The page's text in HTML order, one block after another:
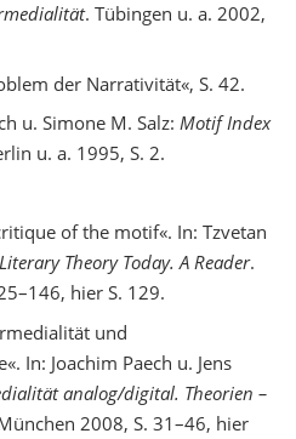
. Tübingen u. a. 2002,
der Narrativität«, S. 42.
u. Simone M. Salz: Motif Index
u. a. 1995, S. 2.
of the motif«. In: Tzvetan
Theory Today. A Reader.
hier S. 129.
und
In: Joachim Paech u. Jens
analog/digital. Theorien –
2008, S. 31–46, hier